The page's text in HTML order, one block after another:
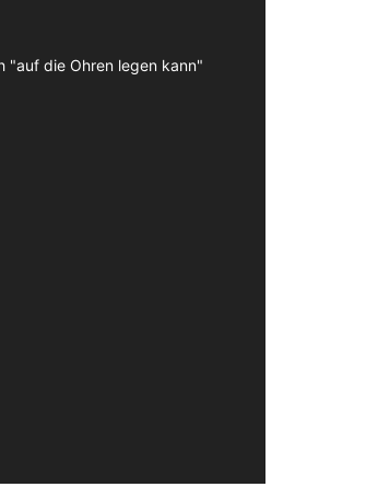
"auf die Ohren legen kann"